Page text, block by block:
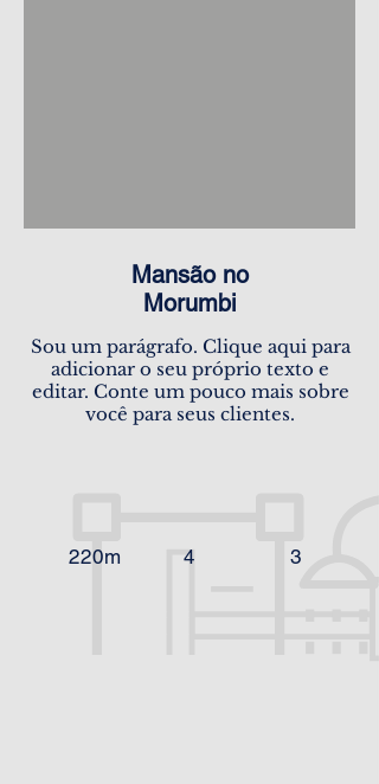
Mansão no
Morumbi
Sou um parágrafo. Clique aqui para
adicionar o seu próprio texto e
editar. Conte um pouco mais sobre
você para seus clientes.
220m 4 3